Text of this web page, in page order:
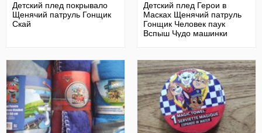
Детский плед покрывало
Щенячий патруль Гонщик
Скай
Детский плед Герои в
Масках Щенячий патруль
Гонщик Человек паук
Вспыш Чудо машинки